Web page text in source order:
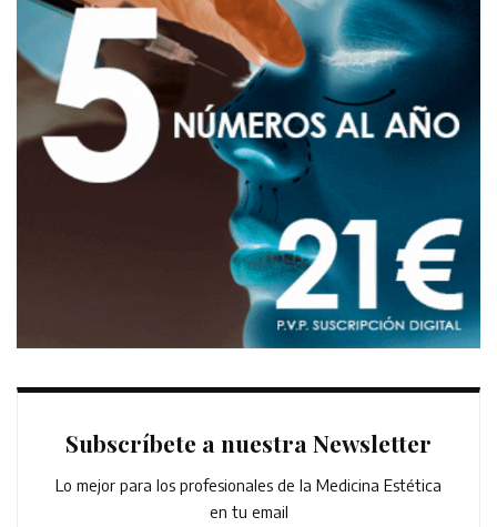
Subscríbete a nuestra Newsletter
Lo mejor para los profesionales de la Medicina Estética
en tu email